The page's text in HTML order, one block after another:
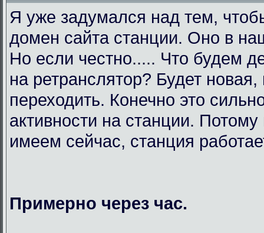
Я уже задумался над тем,
домен сайта станции. Оно в
Но если честно..... Что будем
на ретранслятор? Будет
переходить. Конечно это
активности на станции. Потому
имеем сейчас, станция
Примерно через час.